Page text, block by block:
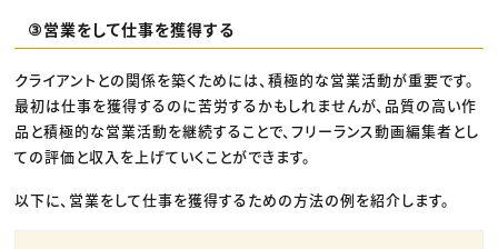
③営業をして仕事を獲得する
クライアントとの関係を築くためには、積極的な営業活動が重要です。
最初は仕事を獲得するのに苦労するかもしれませんが、品質の高い作
品と積極的な営業活動を継続することで、フリーランス動画編集者とし
ての評価と収入を上げていくことができます。
以下に、営業をして仕事を獲得するための方法の例を紹介します。